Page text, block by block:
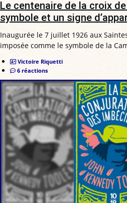
Le centenaire de la croix
symbole et un signe
Inaugurée le 7 juillet 1926 aux
imposée comme le symbole de la
Victoire Riquetti
6 réactions